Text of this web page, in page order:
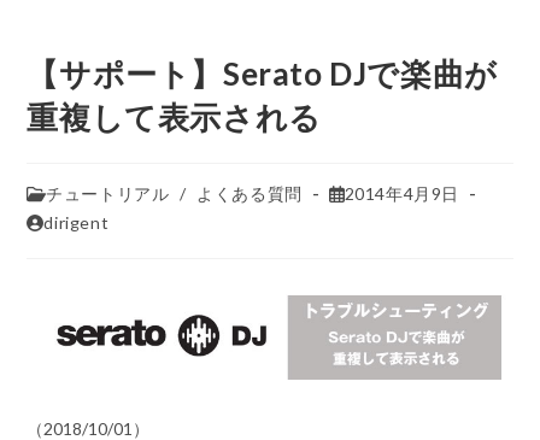
【サポート】Serato DJで楽曲が
重複して表示される
チュートリアル / よくある質問
2014年4月9日
dirigent
（2018/10/01）